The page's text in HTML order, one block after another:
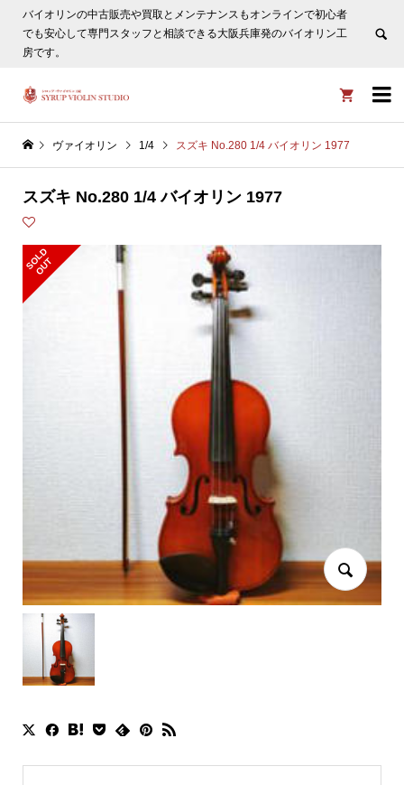
バイオリンの中古販売や買取とメンテナンスもオンラインで初心者
でも安心して専門スタッフと相談できる大阪兵庫発のバイオリン工
房です。


ヴァイオリン 1/4 スズキ No.280 1/4 バイオリン 1977
スズキ No.280 1/4 バイオリン 1977
S
O
L
D
O
U
T
ヴァイオリン選びについてタサカ工房長にLINE相談も頂けま
す。非表示